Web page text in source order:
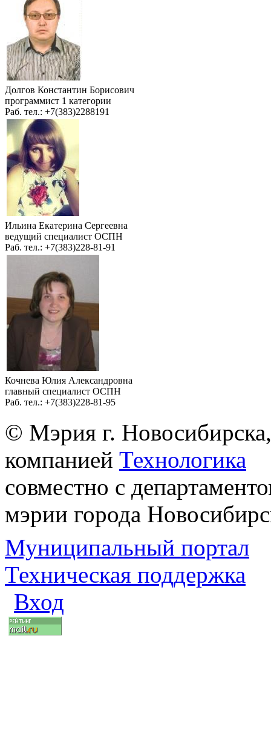
Долгов Константин Борисович
программист 1 категории
Раб. тел.: +7(383)2288191
Ильина Екатерина Сергеевна
ведущий специалист ОСПН
Раб. тел.: +7(383)228-81-91
Кочнева Юлия Александровна
главный специалист ОСПН
Раб. тел.: +7(383)228-81-95
© Мэрия г.
компанией Технологика
совместно с
мэрии города
Муниципальный портал
Техническая поддержка
Вход